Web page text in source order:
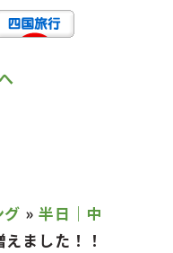
グ » 半日｜中
ました！！